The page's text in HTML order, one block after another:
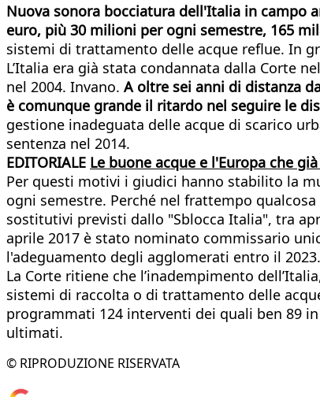
Nuova sonora bocciatura dell'Italia in campo
euro, più 30 milioni per ogni semestre, 165
sistemi di trattamento delle acque reflue. In
L’Italia era già stata condannata dalla Corte
nel 2004. Invano. A oltre sei anni di distanza
è comunque grande il ritardo nel seguire le
gestione inadeguata delle acque di scarico
sentenza nel 2014.
EDITORIALE Le buone acque e l'Europa che
Per questi motivi i giudici hanno stabilito la
ogni semestre. Perché nel frattempo
sostitutivi previsti dallo "Sblocca Italia", tra
aprile 2017 è stato nominato commissario
l'adeguamento degli agglomerati entro il
La Corte ritiene che l’inadempimento
sistemi di raccolta o di trattamento delle
programmati 124 interventi dei quali ben 89
ultimati.
© RIPRODUZIONE RISERVATA